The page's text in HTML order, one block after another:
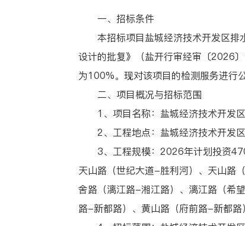
一、招标条件
本招标项目盐城经济技术开发区排
设计的批复》（盐开行审经审〔2026
为100%。现对该项目的检测服务进行
二、项目概况与招标范围
1、项目名称：盐城经济技术开发区
2、工程地点：盐城经济技术开发区
3、工程规模：2026年计划投资
天山路（世纪大道-胜利河）、天山路
舍路（漓江路-湘江路）、漓江路（希
路-新都路）、黄山路（府前路-新都路